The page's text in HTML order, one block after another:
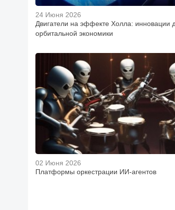
24 Июня 2026
Двигатели на эффекте Холла: инновации
орбитальной экономики
02 Июня 2026
Платформы оркестрации ИИ-агентов